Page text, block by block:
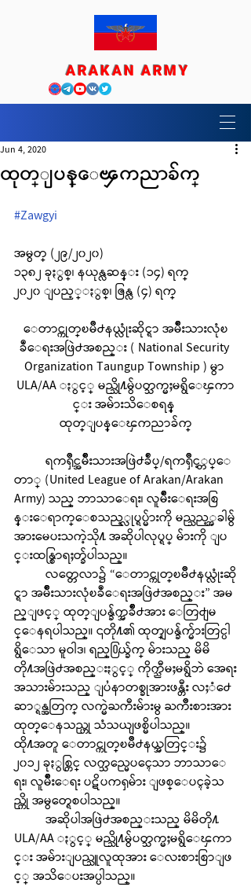
ARAKAN ARMY
ထုတ္ျပန္ေၾကညာခ်က္
Jun 4, 2020
#Zawgyi
အမွတ္ (၂၉/၂၀၂၀)
၁၃၈၂ ခုႏွစ္၊ နယုန္လဆန္း (၁၄) ရက္
၂၀၂၀ ျပည့္ႏွစ္၊ ဇြန္လ (၄) ရက္
ေတာင္ကုတ္ၿမိဳ႕နယ္လုံးဆိုင္ရာ အမ်ိဳးသားလုံၿ
ခဳံေရးအဖြဲ႕အစည္း ( National Security
Organization Taungup Township ) မွာ
ULA/AA ႏွင့္ မည္သို႔မွ်ပတ္သက္မႈမရွိေၾကာ
င္း အမ်ားသိေစရန္
ထုတ္ျပန္ေၾကညာခ်က္
တာ္ (United League of Arakan/Arakan
Army) သည္ ဘာသာေရး၊ လူမ်ိဳးေရးအစြ
န္းေရာက္ေစသည့္လုပ္ရပ္မ်ားကို မည္သည့္အခါမွ်
အားမေပးသကဲ့သို႔ အဆိုပါလုပ္ရပ္ မ်ားကို ျပ
င္းထန္စြာရႈတ္ခ်ပါသည္။
င္ရာ အမ်ိဳးသားလုံၿခဳံေရးအဖြဲ႕အစည္း” အမ
ည္ျဖင့္ ထုတ္ျပန္ခ်က္အခ်ိဳ႕အား ေတြ႕ျမ
င္ေနရပါသည္။ ၎တို႔၏ ထုတ္ျပန္ခ်က္မ်ားတြင္ပါ
ရွိေသာ မူဝါဒ၊ ရည္႐ြယ္ခ်က္ မ်ားသည္ မိမိ
တို႔အဖြဲ႕အစည္းႏွင့္ ကိုက္ညီမႈမရွိဘဲ အေရး
အသားမ်ားသည္ ျပႆနာတစ္ခုအားဖန္တီး လႈံ႕ေ
ဆာ္ရန္အတြက္ လက္မဲႀကီးမ်ားမွ ႀကိဳးစားအား
ထုတ္ေနသည္ဟု သံသယျဖစ္မိပါသည္။
ထို႔အတူ ေတာင္ကုတ္ၿမိဳ႕နယ္အတြင္း၌
၂၀၁၂ ခုႏွစ္တြင္ လက္သည္မေပၚေသာ ဘာသာေ
ရး၊ လူမ်ိဳးေရး ပဋိပကၡမ်ား ျဖစ္ေပၚခဲ့သ
ည္ကို အမွတ္ရေစပါသည္။
ULA/AA ႏွင့္ မည္သို႔မွ်ပတ္သက္မႈမရွိေၾကာ
င္း အမ်ားျပည္သူလူထုအား ေလးစားစြာျဖ
င့္ အသိေပးအပ္ပါသည္။